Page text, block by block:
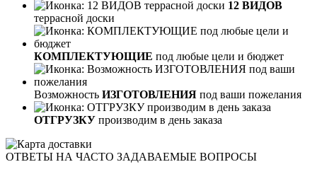
12 ВИДОВ
террасной доски
КОМПЛЕКТУЮЩИЕ под любые цели и бюджет
Возможность ИЗГОТОВЛЕНИЯ под ваши пожелания
ОТГРУЗКУ производим в день заказа
ОТВЕТЫ НА ЧАСТО ЗАДАВАЕМЫЕ ВОПРОСЫ